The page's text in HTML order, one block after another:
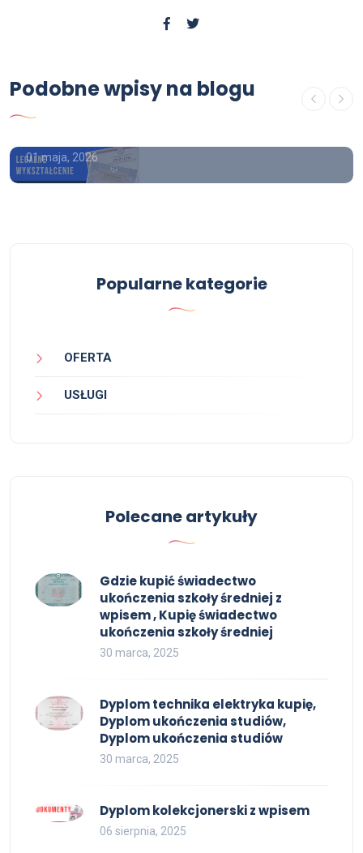
Podobne wpisy na blogu
USŁUGI
Kup dyplom uczelni Warszawa
01 maja, 2026
Popularne kategorie
OFERTA
USŁUGI
Polecane artykuły
Gdzie kupić świadectwo
ukończenia szkoły średniej z
wpisem , Kupię świadectwo
ukończenia szkoły średniej
30 marca, 2025
Dyplom technika elektryka kupię,
Dyplom ukończenia studiów,
Dyplom ukończenia studiów
30 marca, 2025
Dyplom kolekcjonerski z wpisem
06 sierpnia, 2025